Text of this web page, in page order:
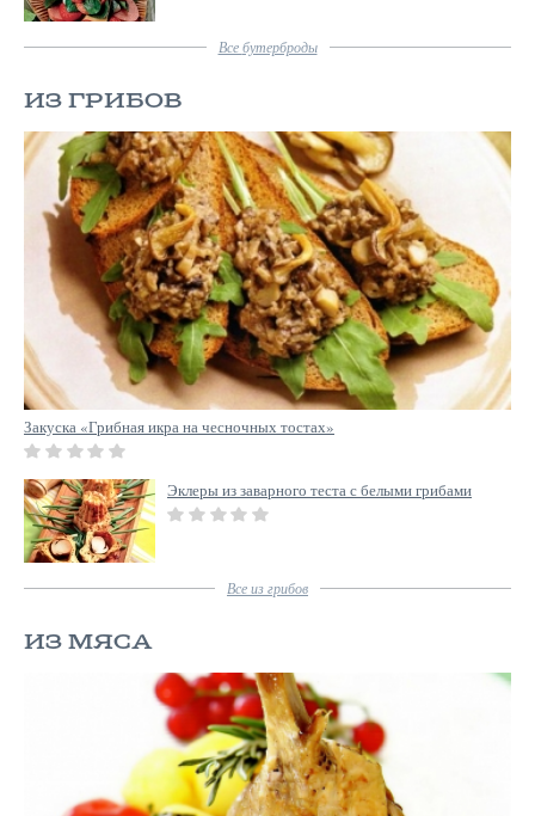
Всебутерброды
ИЗ ГРИБОВ
Закуска «Грибная икра на чесночных тостах»
Эклеры из заварного теста с белыми грибами
Всеиз грибов
ИЗ МЯСА